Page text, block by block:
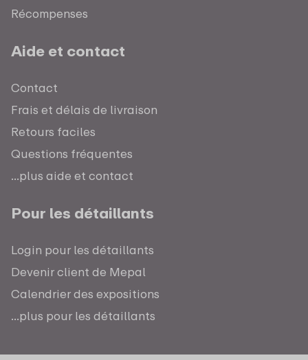
Récompenses
Aide et contact
Contact
Frais et délais de livraison
Retours faciles
Questions fréquentes
...plus aide et contact
Pour les détaillants
Login pour les détaillants
Devenir client de Mepal
Calendrier des expositions
...plus pour les détaillants